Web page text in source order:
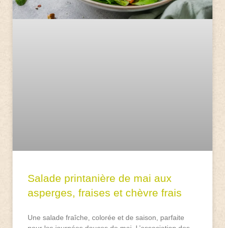
Salade printanière de mai aux
asperges, fraises et chèvre frais
Une salade fraîche, colorée et de saison, parfaite